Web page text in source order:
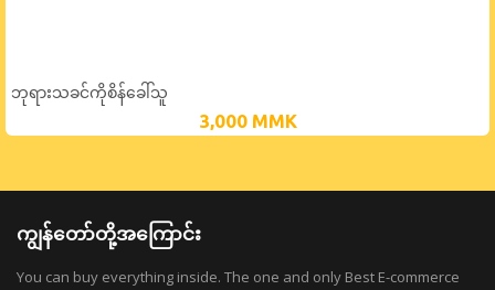
ဘုရားသခင်ကိုစိန်ခေါ်သူ
3,000 MMK
ကျွန်တော်တို့အကြောင်း
You can buy everything inside. The one and only Best E-commerce